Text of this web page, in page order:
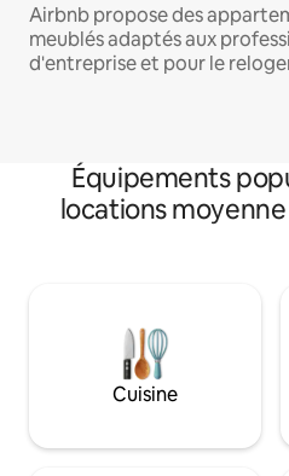
Airbnb propose des
meublés adaptés aux
d'entreprise et pour le
Équipements
locations
Cuisine